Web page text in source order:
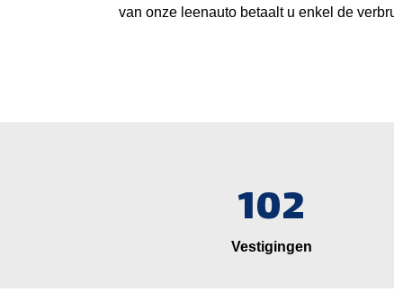
van onze leenauto betaalt u enkel de
102
Vestigingen